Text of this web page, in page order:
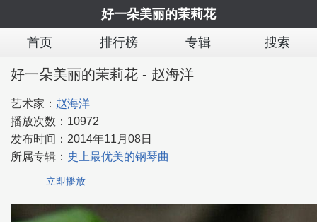
好一朵美丽的茉莉花
首页
排行榜 专辑 搜索
好一朵美丽的茉莉花 - 赵海洋
艺术家： 赵海洋
播放次数： 10972
发布时间： 2014年11月08日
所属专辑： 史上最优美的钢琴曲
立即播放